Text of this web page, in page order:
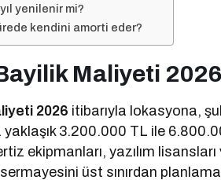
yenilenir mi?
kendini amorti eder?
Maliyeti 2026
2026 itibarıyla lokasyona,
3.200.000 TL ile
ekipmanları, yazılım
sermayesini üst sınırdan